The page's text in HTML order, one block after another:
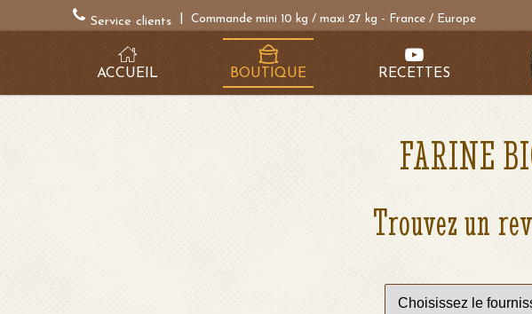
Service clients Commande mini 10 kg / maxi 27 kg - France / Europe
ACCUEIL BOUTIQUE RECETTES
FARINE
Trouvez un